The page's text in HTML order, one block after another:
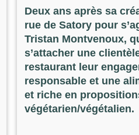
Deux ans après sa
rue de Satory pour
Tristan Montvenoux,
s’attacher une
restaurant leur
responsable et une
et riche en
végétarien/végétalien.